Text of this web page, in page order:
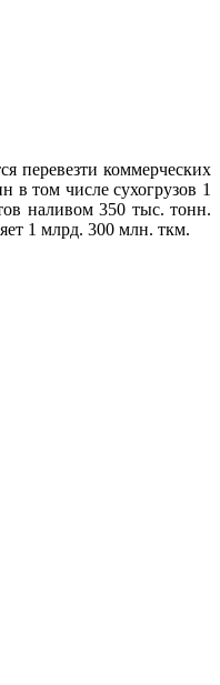
перевезти коммерческих
в том числе сухогрузов 1
наливом 350 тыс. тонн.
1 млрд. 300 млн. ткм.